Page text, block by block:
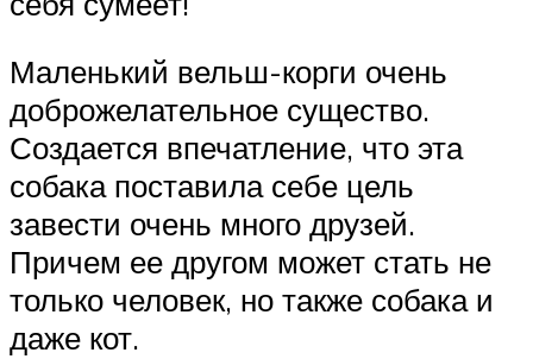
Маленький вельш-корги очень
доброжелательное существо.
Создается впечатление, что эта
собака поставила себе цель
завести очень много друзей.
Причем ее другом может стать не
только человек, но также собака и
даже кот.